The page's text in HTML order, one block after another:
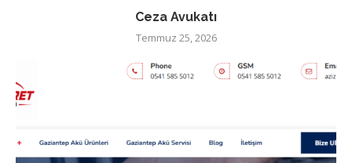
Ceza Avukatı
Temmuz 25, 2026